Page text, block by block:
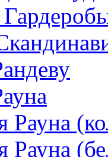
Рауна
Рауна